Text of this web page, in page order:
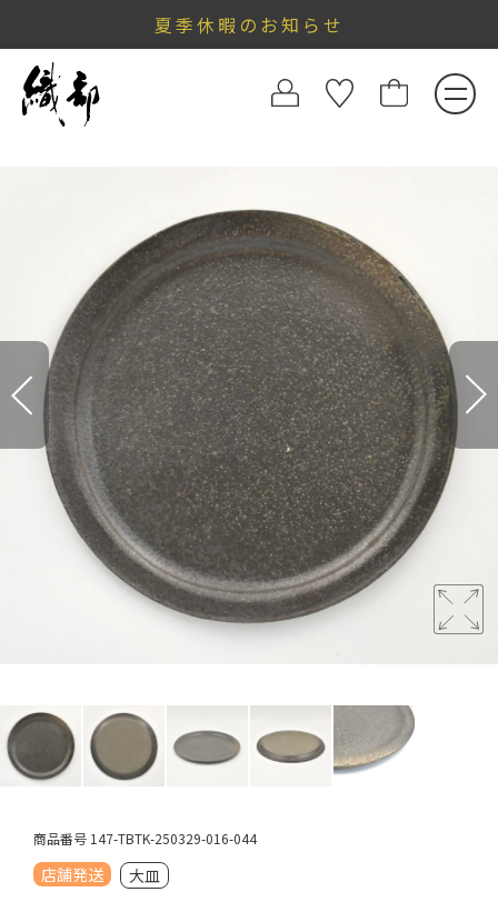
夏季休暇のお知らせ
商品番号 147-TBTK-250329-016-044
店舗発送
大皿